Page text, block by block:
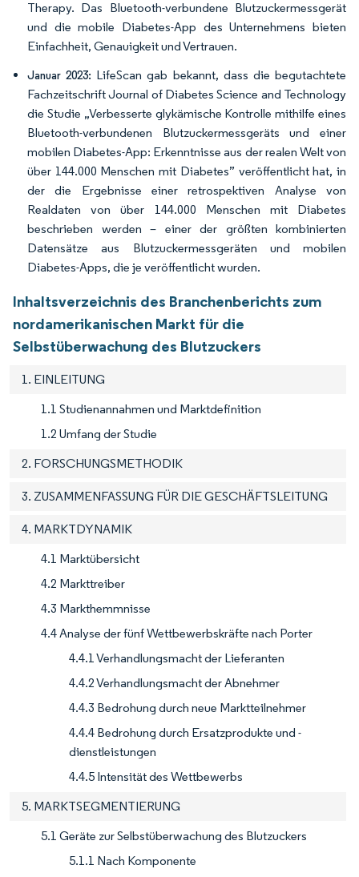
Therapy. Das Bluetooth-verbundene Blutzuckermessgerät
und die mobile Diabetes-App des Unternehmens bieten
Einfachheit, Genauigkeit und Vertrauen.
Januar 2023: LifeScan gab bekannt, dass die begutachtete
Fachzeitschrift Journal of Diabetes Science and Technology
die Studie „Verbesserte glykämische Kontrolle mithilfe eines
Bluetooth-verbundenen Blutzuckermessgeräts und einer
mobilen Diabetes-App: Erkenntnisse aus der realen Welt von
über 144.000 Menschen mit Diabetes” veröffentlicht hat, in
der die Ergebnisse einer retrospektiven Analyse von
Realdaten von über 144.000 Menschen mit Diabetes
beschrieben werden – einer der größten kombinierten
Datensätze aus Blutzuckermessgeräten und mobilen
Diabetes-Apps, die je veröffentlicht wurden.
Inhaltsverzeichnis des Branchenberichts zum
nordamerikanischen Markt für die
Selbstüberwachung des Blutzuckers
1. EINLEITUNG
1.1 Studienannahmen und Marktdefinition
1.2 Umfang der Studie
2. FORSCHUNGSMETHODIK
3. ZUSAMMENFASSUNG FÜR DIE GESCHÄFTSLEITUNG
4. MARKTDYNAMIK
4.1 Marktübersicht
4.2 Markttreiber
4.3 Markthemmnisse
4.4 Analyse der fünf Wettbewerbskräfte nach Porter
4.4.1 Verhandlungsmacht der Lieferanten
4.4.2 Verhandlungsmacht der Abnehmer
4.4.3 Bedrohung durch neue Marktteilnehmer
4.4.4 Bedrohung durch Ersatzprodukte und -
dienstleistungen
4.4.5 Intensität des Wettbewerbs
5. MARKTSEGMENTIERUNG
5.1 Geräte zur Selbstüberwachung des Blutzuckers
5.1.1 Nach Komponente